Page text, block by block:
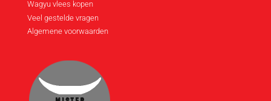
Wagyu vlees kopen
Veel gestelde vragen
Algemene voorwaarden